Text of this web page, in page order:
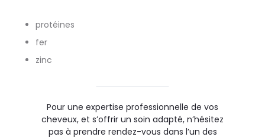
protéines
fer
zinc
Pour une expertise professionnelle de vos
cheveux, et s’offrir un soin adapté, n’hésitez
pas à prendre rendez-vous dans l’un des